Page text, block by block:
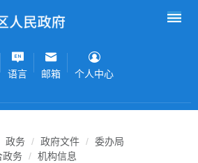
语言 邮箱 个人中心
政务 政府文件
委办局
政务 机构信息